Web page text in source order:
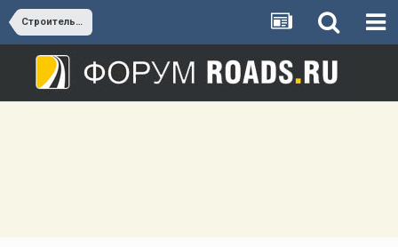
Строительство небольших новых связок